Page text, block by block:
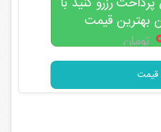
بهترین قیمت
تومان
قیمت